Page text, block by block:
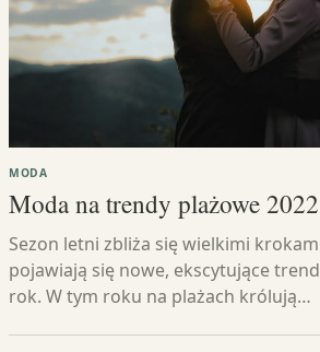
MODA
Moda na trendy plażowe 2022
Sezon letni zbliża się wielkimi
pojawiają się nowe, ekscytujące
rok. W tym roku na plażach królują…